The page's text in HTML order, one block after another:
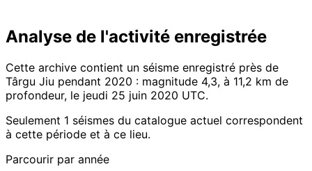
Analyse de l'activité enregistrée
Cette archive contient un séisme enregistré près de
Târgu Jiu pendant 2020 : magnitude 4,3, à 11,2 km de
profondeur, le jeudi 25 juin 2020 UTC.
Seulement 1 séismes du catalogue actuel correspondent
à cette période et à ce lieu.
Parcourir par année